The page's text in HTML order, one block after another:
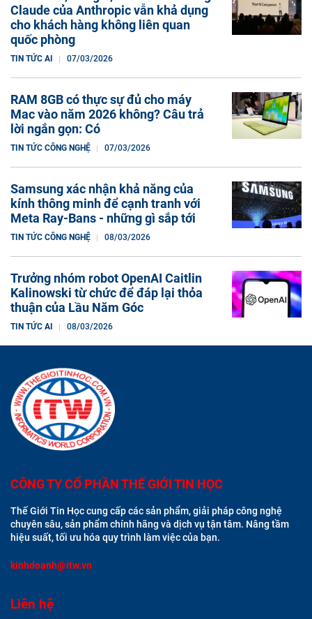
Claude của Anthropic vẫn khả dụng
cho khách hàng không liên quan
quốc phòng
TIN TỨC AI 07/03/2026
RAM 8GB có thực sự đủ cho máy
Mac vào năm 2026 không? Câu trả
lời ngắn gọn: Có
TIN TỨC CÔNG NGHỆ 07/03/2026
Samsung xác nhận khả năng của
kính thông minh để cạnh tranh với
Meta Ray-Bans - những gì sắp tới
TIN TỨC CÔNG NGHỆ 08/03/2026
Trưởng nhóm robot OpenAI Caitlin
Kalinowski từ chức để đáp lại thỏa
thuận của Lầu Năm Góc
TIN TỨC AI 08/03/2026
CÔNG TY CỔ PHẦN THẾ GIỚI TIN HỌC
Thế Giới Tin Học cung cấp các sản phẩm, giải pháp công nghệ
chuyên sâu, sản phẩm chính hãng và dịch vụ tận tâm. Nâng tầm
hiệu suất, tối ưu hóa quy trình làm việc của bạn.
kinhdoanh@itw.vn
Liên hệ